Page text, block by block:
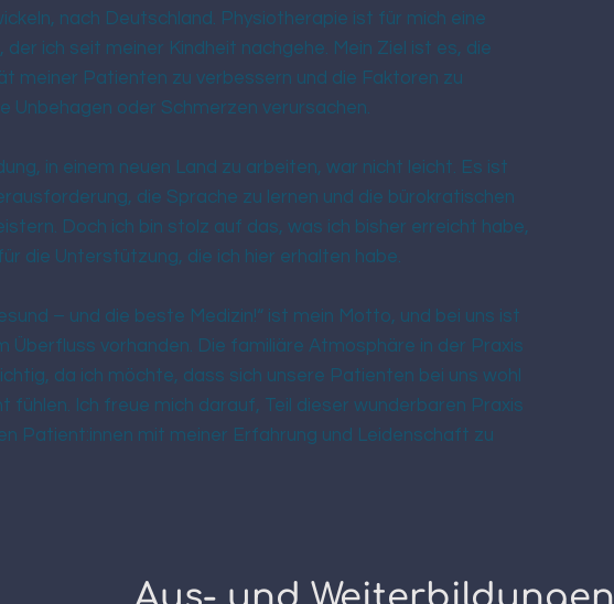
nach Deutschland. Physiotherapie ist für mich eine
der ich seit meiner Kindheit nachgehe. Mein Ziel ist es, die
meiner Patienten zu verbessern und die Faktoren zu
Unbehagen oder Schmerzen verursachen.
in einem neuen Land zu arbeiten, war nicht leicht. Es ist
die Sprache zu lernen und die bürokratischen
Doch ich bin stolz auf das, was ich bisher erreicht habe,
die Unterstützung, die ich hier erhalten habe.
– und die beste Medizin!“ ist mein Motto, und bei uns ist
Überfluss vorhanden. Die familiäre Atmosphäre in der Praxis
da ich möchte, dass sich unsere Patienten bei uns wohl
fühlen. Ich freue mich darauf, Teil dieser wunderbaren Praxis
Patient:innen mit meiner Erfahrung und Leidenschaft zu